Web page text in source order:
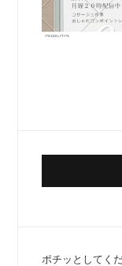
ポチッとしてく